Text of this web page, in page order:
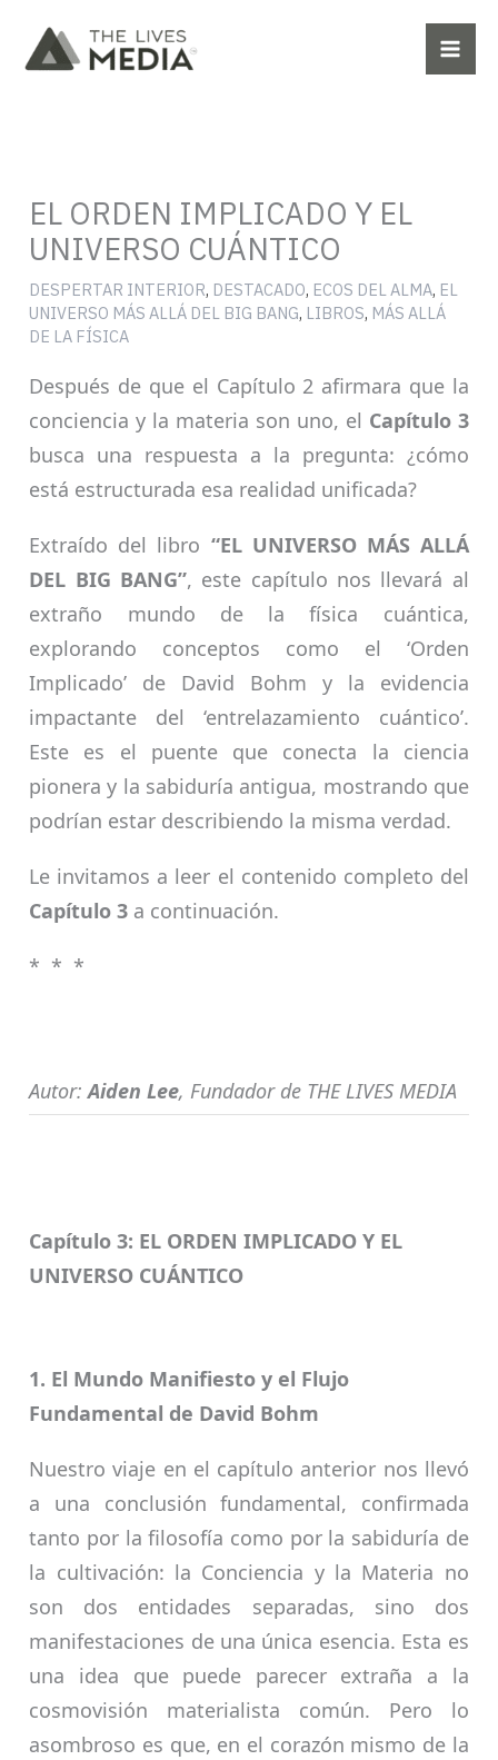
contenido
EL ORDEN IMPLICADO Y EL
UNIVERSO CUÁNTICO
DESPERTAR INTERIOR, DESTACADO, ECOS DEL ALMA, EL
UNIVERSO MÁS ALLÁ DEL BIG BANG, LIBROS, MÁS ALLÁ
DE LA FÍSICA
Después de que el Capítulo 2 afirmara que la
conciencia y la materia son uno, el Capítulo 3
busca una respuesta a la pregunta: ¿cómo
está estructurada esa realidad unificada?
Extraído del libro “EL UNIVERSO MÁS ALLÁ
DEL BIG BANG”, este capítulo nos llevará al
extraño mundo de la física cuántica,
explorando conceptos como el ‘Orden
Implicado’ de David Bohm y la evidencia
impactante del ‘entrelazamiento cuántico’.
Este es el puente que conecta la ciencia
pionera y la sabiduría antigua, mostrando que
podrían estar describiendo la misma verdad.
Le invitamos a leer el contenido completo del
Capítulo 3 a continuación.
* * *
Autor:Aiden Lee, Fundador de THE LIVES MEDIA
Capítulo 3: EL ORDEN IMPLICADO Y EL
UNIVERSO CUÁNTICO
1. El Mundo Manifiesto y el Flujo
Fundamental de David Bohm
Nuestro viaje en el capítulo anterior nos llevó
a una conclusión fundamental, confirmada
tanto por la filosofía como por la sabiduría de
la cultivación: la Conciencia y la Materia no
son dos entidades separadas, sino dos
manifestaciones de una única esencia. Esta es
una idea que puede parecer extraña a la
cosmovisión materialista común. Pero lo
asombroso es que, en el corazón mismo de la